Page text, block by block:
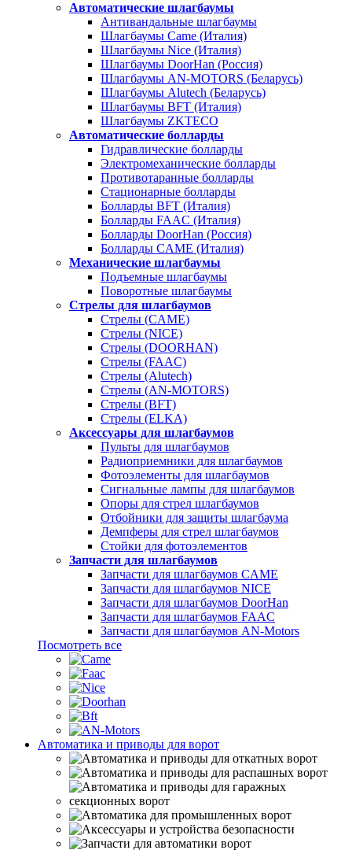
Автоматические шлагбаумы
Антивандальные шлагбаумы
Шлагбаумы Came (Италия)
Шлагбаумы Nice (Италия)
Шлагбаумы DoorHan (Россия)
Шлагбаумы AN-MOTORS (Беларусь)
Шлагбаумы Alutech (Беларусь)
Шлагбаумы BFT (Италия)
Шлагбаумы ZKTECO
Автоматические болларды
Гидравлические болларды
Электромеханические болларды
Противотаранные болларды
Стационарные болларды
Болларды BFT (Италия)
Болларды FAAC (Италия)
Болларды DoorHan (Россия)
Болларды CAME (Италия)
Механические шлагбаумы
Подъемные шлагбаумы
Поворотные шлагбаумы
Стрелы для шлагбаумов
Стрелы (CAME)
Стрелы (NICE)
Стрелы (DOORHAN)
Стрелы (FAAC)
Стрелы (Alutech)
Стрелы (AN-MOTORS)
Стрелы (BFT)
Стрелы (ELKA)
Аксессуары для шлагбаумов
Пульты для шлагбаумов
Радиоприемники для шлагбаумов
Фотоэлементы для шлагбаумов
Сигнальные лампы для шлагбаумов
Опоры для стрел шлагбаумов
Отбойники для защиты шлагбаума
Демпферы для стрел шлагбаумов
Стойки для фотоэлементов
Запчасти для шлагбаумов
Запчасти для шлагбаумов CAME
Запчасти для шлагбаумов NICE
Запчасти для шлагбаумов DoorHan
Запчасти для шлагбаумов FAAC
Запчасти для шлагбаумов AN-Motors
Посмотреть все
Автоматика и приводы для ворот